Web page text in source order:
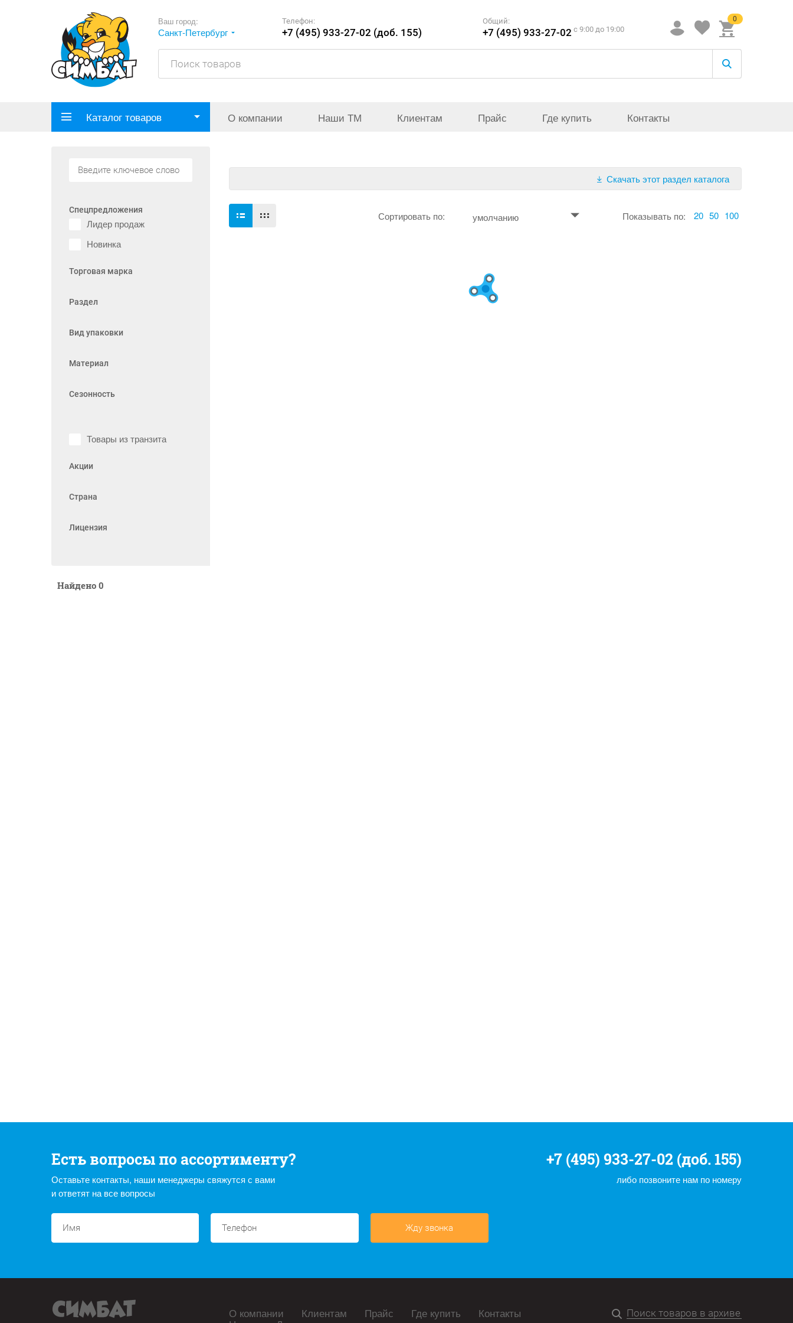
Ваш город:
Санкт-Петербург
Телефон:
+7 (495) 933-27-02 (доб. 155)
Общий:
+7 (495) 933-27-02 c 9:00 до 19:00
0
Каталог товаров О компании Наши ТМ Клиентам Прайс Где купить Контакты
Спецпредложения
Лидер продаж
Новинка
Торговая марка
Раздел
Вид упаковки
Материал
Сезонность
Товары из транзита
Акции
Страна
Лицензия
Найдено 0
Скачать этот раздел каталога
Сортировать по: умолчанию Показывать по: 20 50 100
Есть вопросы по ассортименту?
Оставьте контакты, наши менеджеры свяжутся с вами
и ответят на все вопросы
+7 (495) 933-27-02 (доб. 155)
либо позвоните нам по номеру
Жду звонка
О компании Клиентам Прайс Где купить Контакты